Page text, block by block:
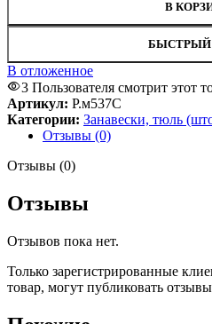
В
БЫСТРЫЙ
В отложенное
3 Пользователя смотрит этот
Артикул: Р.м537С
Категории: Занавески, тюль
Отзывы (0)
Отзывы (0)
Отзывы
Отзывов пока нет.
Только зарегистрированные
товар, могут публиковать